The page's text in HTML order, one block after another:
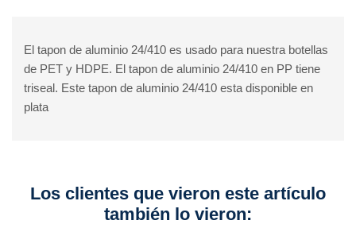
El tapon de aluminio 24/410 es usado para nuestra botellas
de PET y HDPE. El tapon de aluminio 24/410 en PP tiene
triseal. Este tapon de aluminio 24/410 esta disponible en
plata
Los clientes que vieron este artículo
también lo vieron: